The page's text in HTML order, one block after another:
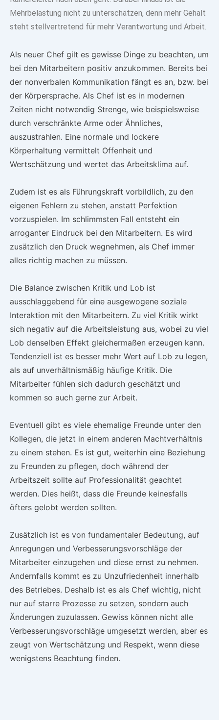
Mehrbelastung nicht zu unterschätzen, denn mehr Gehalt
steht stellvertretend für mehr Verantwortung und Arbeit.
Als neuer Chef gilt es gewisse Dinge zu beachten, um
bei den Mitarbeitern positiv anzukommen. Bereits bei
der nonverbalen Kommunikation fängt es an, bzw. bei
der Körpersprache. Als Chef ist es in modernen
Zeiten nicht notwendig Strenge, wie beispielsweise
durch verschränkte Arme oder Ähnliches,
auszustrahlen. Eine normale und lockere
Körperhaltung vermittelt Offenheit und
Wertschätzung und wertet das Arbeitsklima auf.
Zudem ist es als Führungskraft vorbildlich, zu den
eigenen Fehlern zu stehen, anstatt Perfektion
vorzuspielen. Im schlimmsten Fall entsteht ein
arroganter Eindruck bei den Mitarbeitern. Es wird
zusätzlich den Druck wegnehmen, als Chef immer
alles richtig machen zu müssen.
Die Balance zwischen Kritik und Lob ist
ausschlaggebend für eine ausgewogene soziale
Interaktion mit den Mitarbeitern. Zu viel Kritik wirkt
sich negativ auf die Arbeitsleistung aus, wobei zu viel
Lob denselben Effekt gleichermaßen erzeugen kann.
Tendenziell ist es besser mehr Wert auf Lob zu legen,
als auf unverhältnismäßig häufige Kritik. Die
Mitarbeiter fühlen sich dadurch geschätzt und
kommen so auch gerne zur Arbeit.
Eventuell gibt es viele ehemalige Freunde unter den
Kollegen, die jetzt in einem anderen Machtverhältnis
zu einem stehen. Es ist gut, weiterhin eine Beziehung
zu Freunden zu pflegen, doch während der
Arbeitszeit sollte auf Professionalität geachtet
werden. Dies heißt, dass die Freunde keinesfalls
öfters gelobt werden sollten.
Zusätzlich ist es von fundamentaler Bedeutung, auf
Anregungen und Verbesserungsvorschläge der
Mitarbeiter einzugehen und diese ernst zu nehmen.
Andernfalls kommt es zu Unzufriedenheit innerhalb
des Betriebes. Deshalb ist es als Chef wichtig, nicht
nur auf starre Prozesse zu setzen, sondern auch
Änderungen zuzulassen. Gewiss können nicht alle
Verbesserungsvorschläge umgesetzt werden, aber es
zeugt von Wertschätzung und Respekt, wenn diese
wenigstens Beachtung finden.